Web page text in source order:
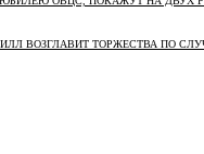
ВОЗГЛАВИТ ТОРЖЕСТВА ПО